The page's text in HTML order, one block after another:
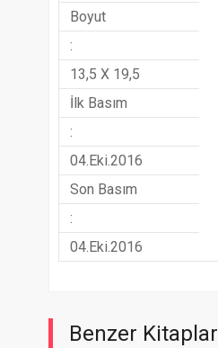
Boyut
:
13,5 X 19,5
İlk Basım
:
04.Eki.2016
Son Basım
:
04.Eki.2016
Benzer Kitaplar